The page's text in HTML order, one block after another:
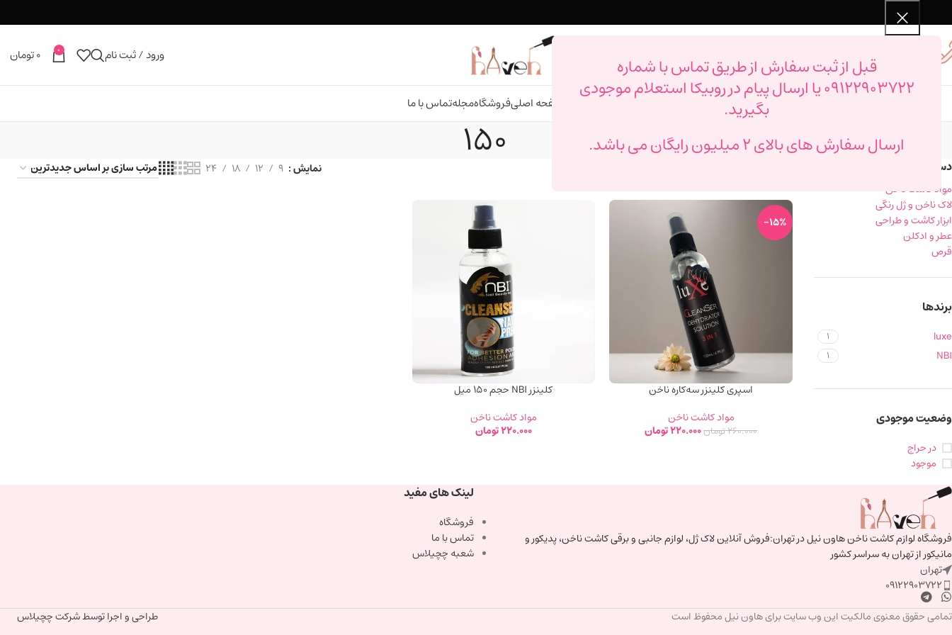
قبل از ثبت سفارش از طریق تماس با شماره
09122903722یا ارسال پیام در روبیکا استعلام موجودی
بگیرید.
ارسال سفارش های بالای 2 میلیون رایگان می باشد.
ورود / ثبت نام 0
0تومان
صفحه اصلیفروشگاهمجلهتماس با ما
150 دسته‌ بندی محصولات
مواد کاشت ناخن
لاک ناخن و ژل رنگی
ابزار کاشت و طراحی
عطر و ادکلن
قرص
برندها
luxe
1
NBI
1
وضعیت موجودی
در حراج
موجود
نمایش 9
12
18
24
-15%
اسپری کلینزر سه‌کاره ناخن
مواد کاشت ناخن
260.000تومان220.000تومان
کلینزر NBI حجم ۱۵۰ میل
مواد کاشت ناخن
220.000تومان
فروشگاه لوازم کاشت ناخن هاون نیل در تهران:فروش آنلاین لاک ژل، لوازم جانبی و برقی کاشت ناخن، پدیکور و
مانیکور از تهران به سراسر کشور
تهران
09122903722
لینک های مفید
فروشگاه
تماس با ما
شعبه چچیلاس
تمامی حقوق معنوی مالکیت این وب‌ سایت برای هاون نیل محفوظ است طراحی و اجرا توسط شرکت چچیلاس